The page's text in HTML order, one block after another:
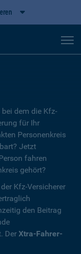
bei dem die Kfz-
für Ihr
Personenkreis
Jetzt
fahren
gehört?
Kfz-Versicherer
den Beitrag
Der Xtra-Fahrer-